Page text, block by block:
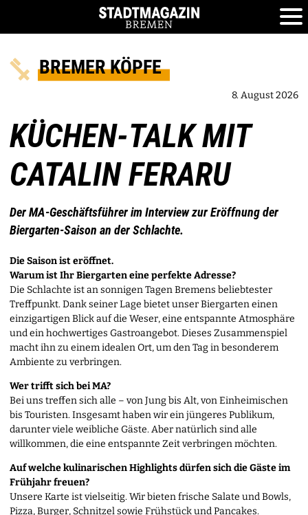
BREMER KÖPFE
8. August 2026
KÜCHEN-TALK MIT
CATALIN FERARU
Der MA-Geschäftsführer im Interview zur Eröffnung der
Biergarten-Saison an der Schlachte.
Die Saison ist eröffnet.
Warum ist Ihr Biergarten eine perfekte Adresse?
Die Schlachte ist an sonnigen Tagen Bremens beliebtester
Treffpunkt. Dank seiner Lage bietet unser Biergarten einen
einzigartigen Blick auf die Weser, eine entspannte Atmosphäre
und ein hochwertiges Gastroangebot. Dieses Zusammenspiel
macht ihn zu einem idealen Ort, um den Tag in besonderem
Ambiente zu verbringen.
Wer trifft sich bei MA?
Bei uns treffen sich alle – von Jung bis Alt, von Einheimischen
bis Touristen. Insgesamt haben wir ein jüngeres Publikum,
darunter viele weibliche Gäste. Aber natürlich sind alle
willkommen, die eine entspannte Zeit verbringen möchten.
Auf welche kulinarischen Highlights dürfen sich die Gäste im
Frühjahr freuen?
Unsere Karte ist vielseitig. Wir bieten frische Salate und Bowls,
Pizza, Burger, Schnitzel sowie Frühstück und Pancakes.